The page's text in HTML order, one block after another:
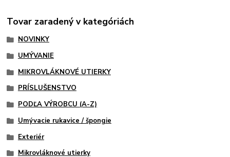
Tovar zaradený v kategóriách
NOVINKY
UMÝVANIE
MIKROVLÁKNOVÉ UTIERKY
PRÍSLUŠENSTVO
PODĽA VÝROBCU (A-Z)
Umývacie rukavice / špongie
Exteriér
Mikrovláknové utierky